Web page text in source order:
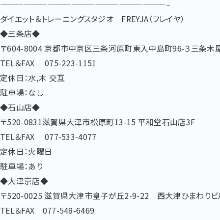
—————————————————————–
ダイエット＆トレーニングスタジオ FREYJA（フレイヤ）
◆三条店◆
〒604-8004 京都市中京区三条河原町東入中島町96-３三条木
TEL＆FAX 075-223-1151
定休日：水,木 交互
駐車場：なし
◆石山店◆
〒520-0831滋賀県大津市松原町13-15 平和堂石山店3F
TEL＆FAX 077-533-4077
定休日：火曜日
駐車場：あり
◆大津京店◆
〒520-0025 滋賀県大津市皇子が丘2-9-22 西大津ひまわりビ
TEL＆FAX 077-548-6469